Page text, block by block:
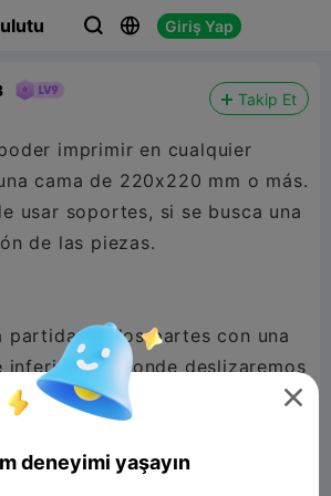
  Giriş Yap
Takip Et
imprimir en cualquier
cama de 220x220 mm o más.
usar soportes, si se busca una
de las piezas.
partida en dos partes con una
inferior por donde deslizaremos
y luego las piezas de unión,
quedando bastante

deneyimi yaşayın